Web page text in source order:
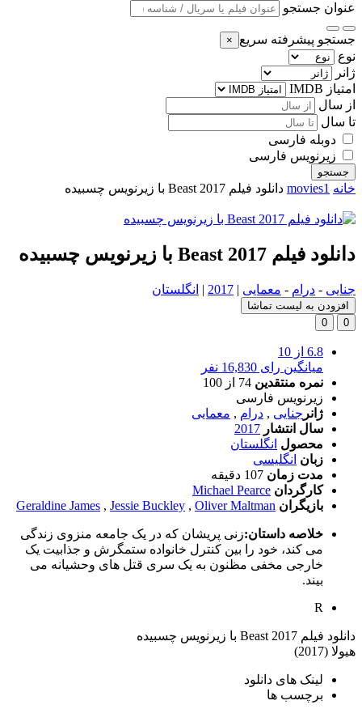
عنوان جستجو
جستجو پیشرفته سریع ×
نوع
ژانر
امتیاز IMDB
از سال
تا سال
دوبله فارسی
زیرنویس فارسی
جستجو
خانه movies1 دانلود فیلم Beast 2017 با زیرنویس چسبیده
دانلود فیلم Beast 2017 با زیرنویس چسبیده
جنایی - درام - معمایی |
2017
| انگلستان
افزودن به لیست تماشا
0
0
6.8 از 10
میانگین رای 16,830 نفر
نمره منتقدین 74 از 100
زیرنویس فارسی
ژانر جنایی , درام , معمایی
سال انتشار 2017
محصول انگلستان
زبان انگلیسی
مدت زمان 107 دقیقه
کارگردان Michael Pearce
بازیگران
Geraldine James , Jessie Buckley , Oliver Maltman
خلاصه داستان:زنی پریشان که در یک جامعه منزوی زندگی
می کند، خود را بین کنترل خانواده ستمگرش و جذابیت یک
خارجی مخفی مظنون به یک سری قتل های وحشیانه می
بیند.
R
دانلود فیلم Beast 2017 با زیرنویس چسبیده
هیولا (2017)
لینک های دانلود
برچسب ها